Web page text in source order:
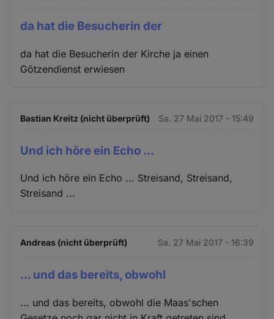
da hat die Besucherin der
da hat die Besucherin der Kirche ja einen
Götzendienst erwiesen
Bastian Kreitz (nicht überprüft) Sa. 27 Mai 2017 - 15:49
Und ich höre ein Echo ...
Und ich höre ein Echo ... Streisand, Streisand,
Streisand ...
Andreas (nicht überprüft) Sa. 27 Mai 2017 - 16:39
... und das bereits, obwohl
... und das bereits, obwohl die Maas'schen